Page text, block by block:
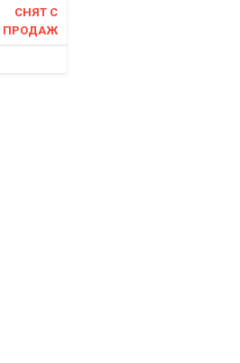
СНЯТ С
ПРОДАЖ